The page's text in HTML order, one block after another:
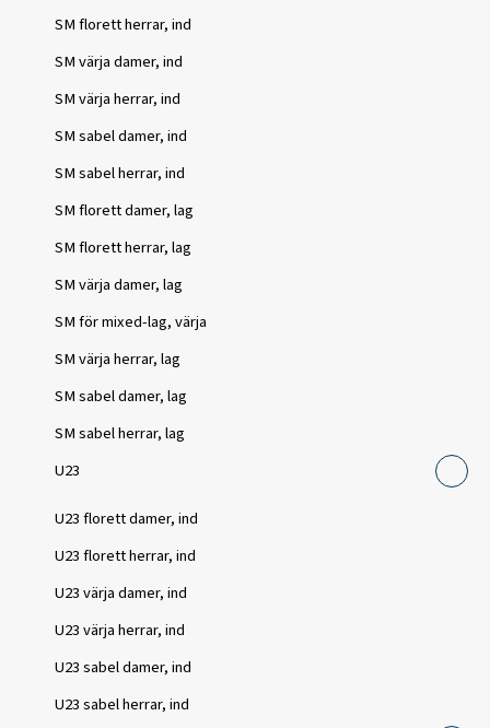
SM florett herrar, ind
SM värja damer, ind
SM värja herrar, ind
SM sabel damer, ind
SM sabel herrar, ind
SM florett damer, lag
SM florett herrar, lag
SM värja damer, lag
SM för mixed-lag, värja
SM värja herrar, lag
SM sabel damer, lag
SM sabel herrar, lag
U23
U23 florett damer, ind
U23 florett herrar, ind
U23 värja damer, ind
U23 värja herrar, ind
U23 sabel damer, ind
U23 sabel herrar, ind